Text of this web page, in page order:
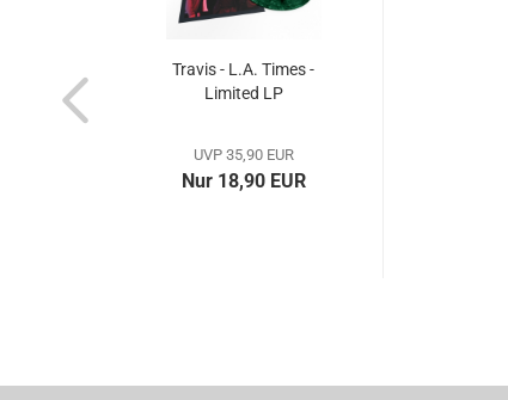
Travis - L.A. Times -
Limited LP
UVP 35,90 EUR
Nur 18,90 EUR